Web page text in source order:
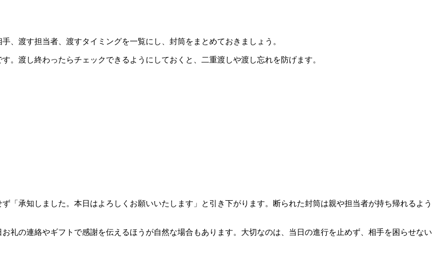
、渡す担当者、渡すタイミングを一覧にし、封筒をまとめておきましょう。
。渡し終わったらチェックできるようにしておくと、二重渡しや渡し忘れを防げます。
「承知しました。本日はよろしくお願いいたします」と引き下がります。断られた封筒は親や担当者が持ち帰れるよう
礼の連絡やギフトで感謝を伝えるほうが自然な場合もあります。大切なのは、当日の進行を止めず、相手を困らせない